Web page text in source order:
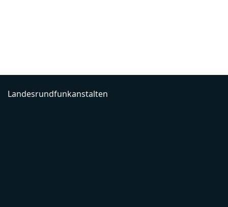
Landesrundfunkanstalten